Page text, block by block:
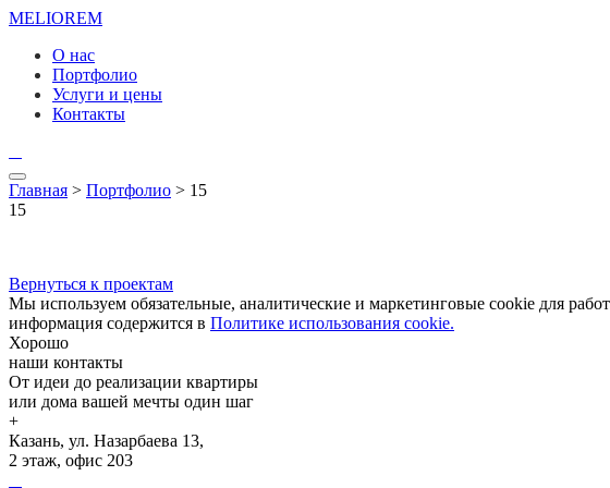
MELIOREM
О нас
Портфолио
Услуги и цены
Контакты
Главная > Портфолио > 15
15
Вернуться к проектам
Мы используем обязательные, аналитические и маркетинговые cookie для
информация содержится в Политике использования cookie.
Хорошо
наши контакты
От идеи до реализации квартиры
или дома вашей мечты один шаг
+
Казань, ул. Назарбаева 13,
2 этаж, офис 203